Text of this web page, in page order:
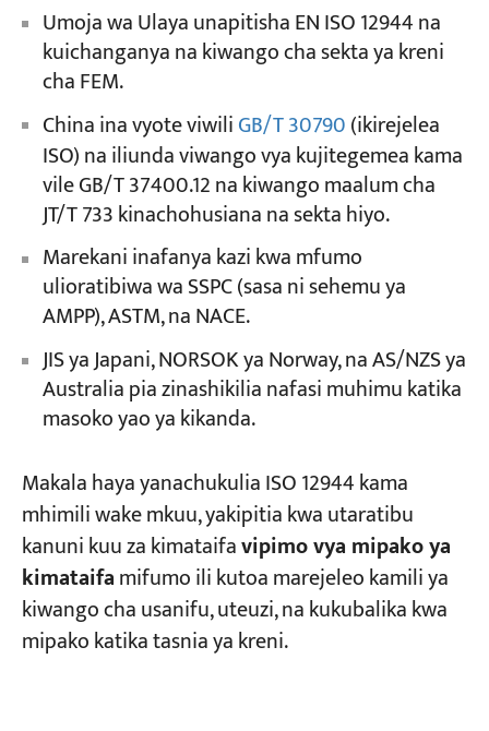
Umoja wa Ulaya unapitisha EN ISO 12944 na
kuichanganya na kiwango cha sekta ya kreni
cha FEM.
China ina vyote viwiliGB/T 30790(ikirejelea
ISO) na iliunda viwango vya kujitegemea kama
vile GB/T 37400.12 na kiwango maalum cha
JT/T 733 kinachohusiana na sekta hiyo.
Marekani inafanya kazi kwa mfumo
ulioratibiwa wa SSPC (sasa ni sehemu ya
AMPP), ASTM, na NACE.
JIS ya Japani, NORSOK ya Norway, na AS/NZS ya
Australia pia zinashikilia nafasi muhimu katika
masoko yao ya kikanda.
Makala haya yanachukulia ISO 12944 kama
mhimili wake mkuu, yakipitia kwa utaratibu
kanuni kuu za kimataifavipimo vya mipako ya
kimataifamifumo ili kutoa marejeleo kamili ya
kiwango cha usanifu, uteuzi, na kukubalika kwa
mipako katika tasnia ya kreni.